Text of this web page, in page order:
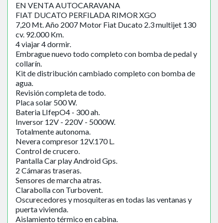
EN VENTA AUTOCARAVANA
FIAT DUCATO PERFILADA RIMOR XGO
7,20 Mt. Año 2007 Motor Fiat Ducato 2.3 multijet 130
cv. 92.000 Km.
4 viajar 4 dormir.
Embrague nuevo todo completo con bomba de pedal y
collarín.
Kit de distribución cambiado completo con bomba de
agua.
Revisión completa de todo.
Placa solar 500 W.
Bateria LIfepO4 - 300 ah.
Inversor 12V - 220V - 5000W.
Totalmente autonoma.
Nevera compresor 12V.170 L.
Control de crucero.
Pantalla Car play Android Gps.
2 Cámaras traseras.
Sensores de marcha atras.
Clarabolla con Turbovent.
Oscurecedores y mosquiteras en todas las ventanas y
puerta vivienda.
Aislamiento térmico en cabina.